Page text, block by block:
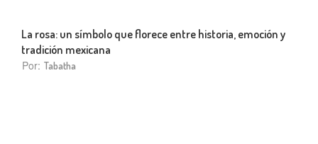
La rosa: un símbolo que florece entre historia, emoción y
tradición mexicana
Por: Tabatha